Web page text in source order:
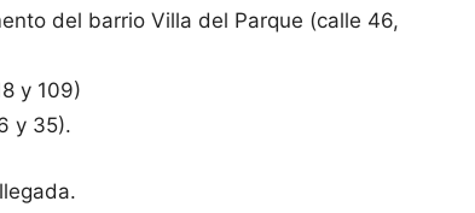
del barrio Villa del Parque (calle 46,
y 109)
y 35).